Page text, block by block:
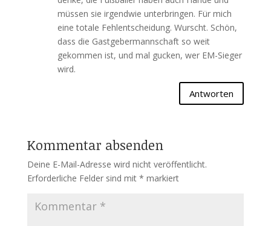
müssen sie irgendwie unterbringen. Für mich
eine totale Fehlentscheidung. Wurscht. Schön,
dass die Gastgebermannschaft so weit
gekommen ist, und mal gucken, wer EM-Sieger
wird.
Antworten
Kommentar absenden
Deine E-Mail-Adresse wird nicht veröffentlicht.
Erforderliche Felder sind mit * markiert